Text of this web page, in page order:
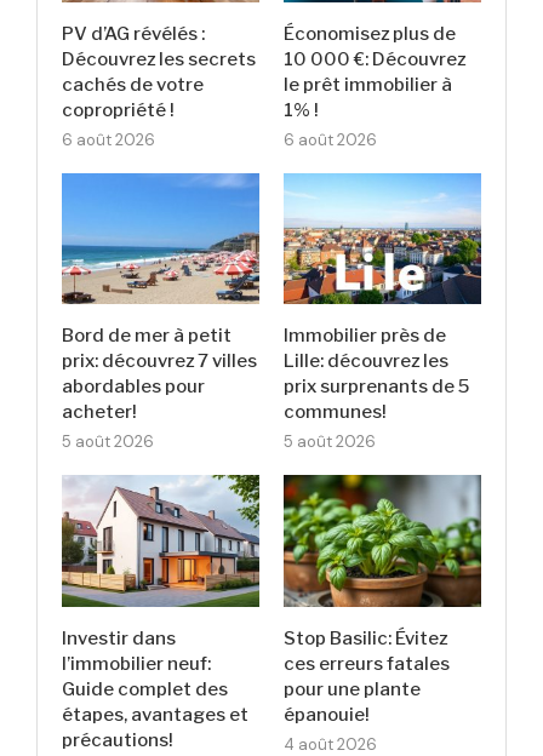
PV d’AG révélés :
Découvrez les secrets
cachés de votre
copropriété !
6 août 2026
Économisez plus de
10 000 €: Découvrez
le prêt immobilier à
1% !
6 août 2026
Bord de mer à petit
prix: découvrez 7 villes
abordables pour
acheter!
5 août 2026
Immobilier près de
Lille: découvrez les
prix surprenants de 5
communes!
5 août 2026
Investir dans
l’immobilier neuf:
Guide complet des
étapes, avantages et
précautions!
Stop Basilic: Évitez
ces erreurs fatales
pour une plante
épanouie!
4 août 2026